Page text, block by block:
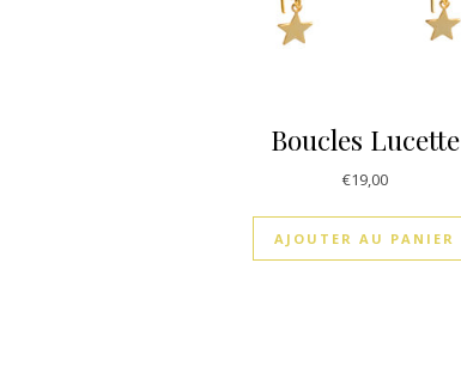
Boucles Lucette
€19,00
AJOUTER AU PANIER